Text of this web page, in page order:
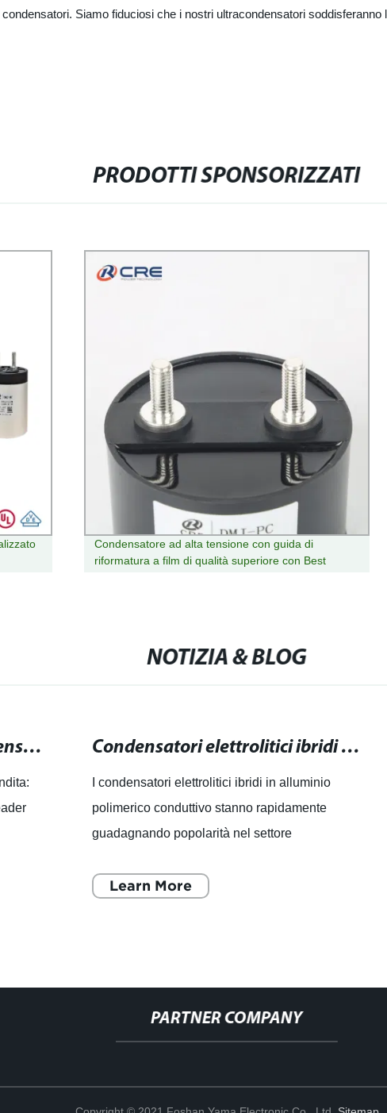
Siamo fiduciosi che i nostri ultracondensatori
PRODOTTI SPONSORIZZATI
Condensatore ad alta tensione con guida di
riformatura a film di qualità superiore con Best
NOTIZIA & BLOG
Condensatori di grandi dimensioni in vendita: trova offerte online! Condensatori elettrolitici ibridi in alluminio polimerico conduttivo: scopri le caratteristiche migliori
I condensatori elettrolitici ibridi in alluminio
polimerico conduttivo stanno rapidamente
guadagnando popolarità nel settore
rappresentano una combinazione di te
Learn More
PARTNER COMPANY